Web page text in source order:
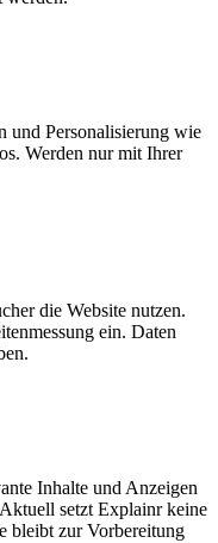
und Personalisierung wie
Werden nur mit Ihrer
die Website nutzen.
ein. Daten
Inhalte und Anzeigen
setzt Explainr keine
bleibt zur Vorbereitung